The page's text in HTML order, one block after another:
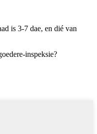
is 3-7 dae, en dié van
inspeksie?